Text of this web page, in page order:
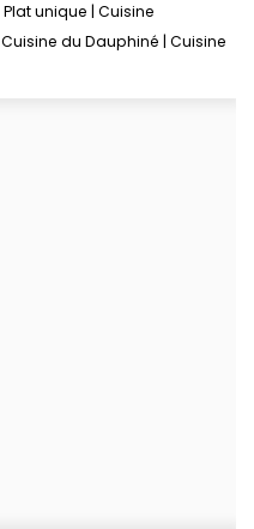
Plat unique Cuisine
Cuisine du Dauphiné Cuisine